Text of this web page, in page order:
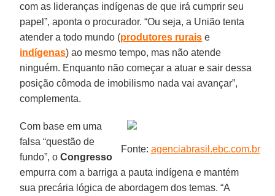
com as lideranças indígenas de que irá cumprir seu
papel”, aponta o procurador. “Ou seja, a União tenta
atender a todo mundo (produtores rurais e
indígenas) ao mesmo tempo, mas não atende
ninguém. Enquanto não começar a atuar e sair dessa
posição cômoda de imobilismo nada vai avançar”,
complementa.
Fonte: agenciabrasil.ebc.com.br
Com base em uma
falsa “questão de
fundo”, oCongresso
empurra com a barriga a pauta indígena e mantém
sua precária lógica de abordagem dos temas. “A